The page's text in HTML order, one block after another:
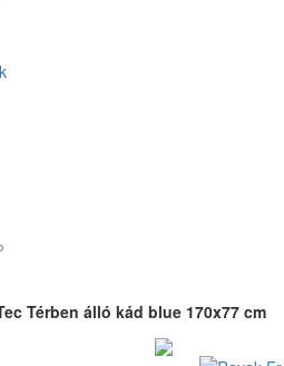
Térben álló kád blue 170x77 cm